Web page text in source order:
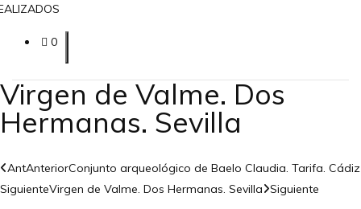
0
Virgen de Valme. Dos
Hermanas. Sevilla
AntAnteriorConjunto arqueológico de Baelo Claudia. Tarifa. Cádiz
SiguienteVirgen de Valme. Dos Hermanas. Sevilla Siguiente